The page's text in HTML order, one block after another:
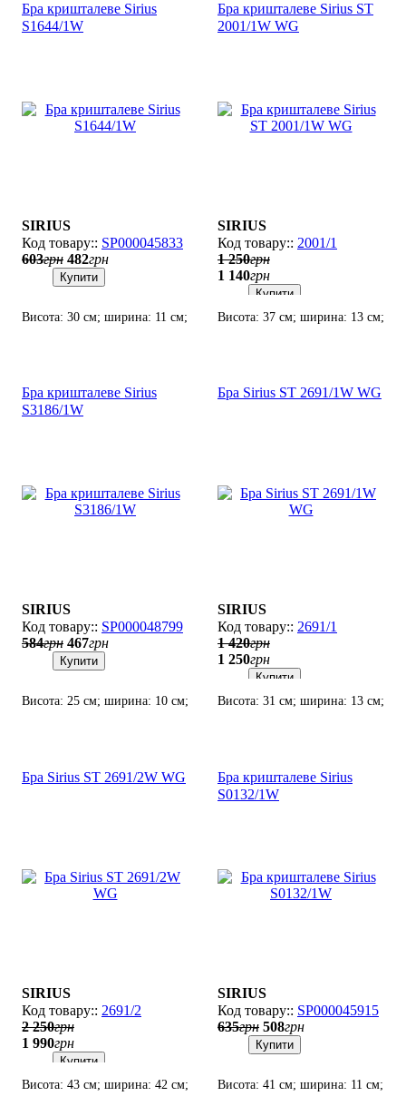
Бра кришталеве Sirius
S1644/1W
SIRIUS
SP000045833
603грн 482грн
Купити
Висота: 30 см; ширина: 11 см;
Бра кришталеве Sirius SТ
2001/1W WG
SIRIUS
2001/1
1 250грн
1 140грн
Купити
Висота: 37 см; ширина: 13 см;
Бра кришталеве Sirius
S3186/1W
SIRIUS
SP000048799
584грн 467грн
Купити
Висота: 25 см; ширина: 10 см;
Бра Sirius SТ 2691/1W WG
SIRIUS
2691/1
1 420грн
1 250грн
Купити
Висота: 31 см; ширина: 13 см;
Бра Sirius SТ 2691/2W WG
SIRIUS
2691/2
2 250грн
1 990грн
Купити
Висота: 43 см; ширина: 42 см;
Бра кришталеве Sirius
S0132/1W
SIRIUS
SP000045915
635грн 508грн
Купити
Висота: 41 см; ширина: 11 см;